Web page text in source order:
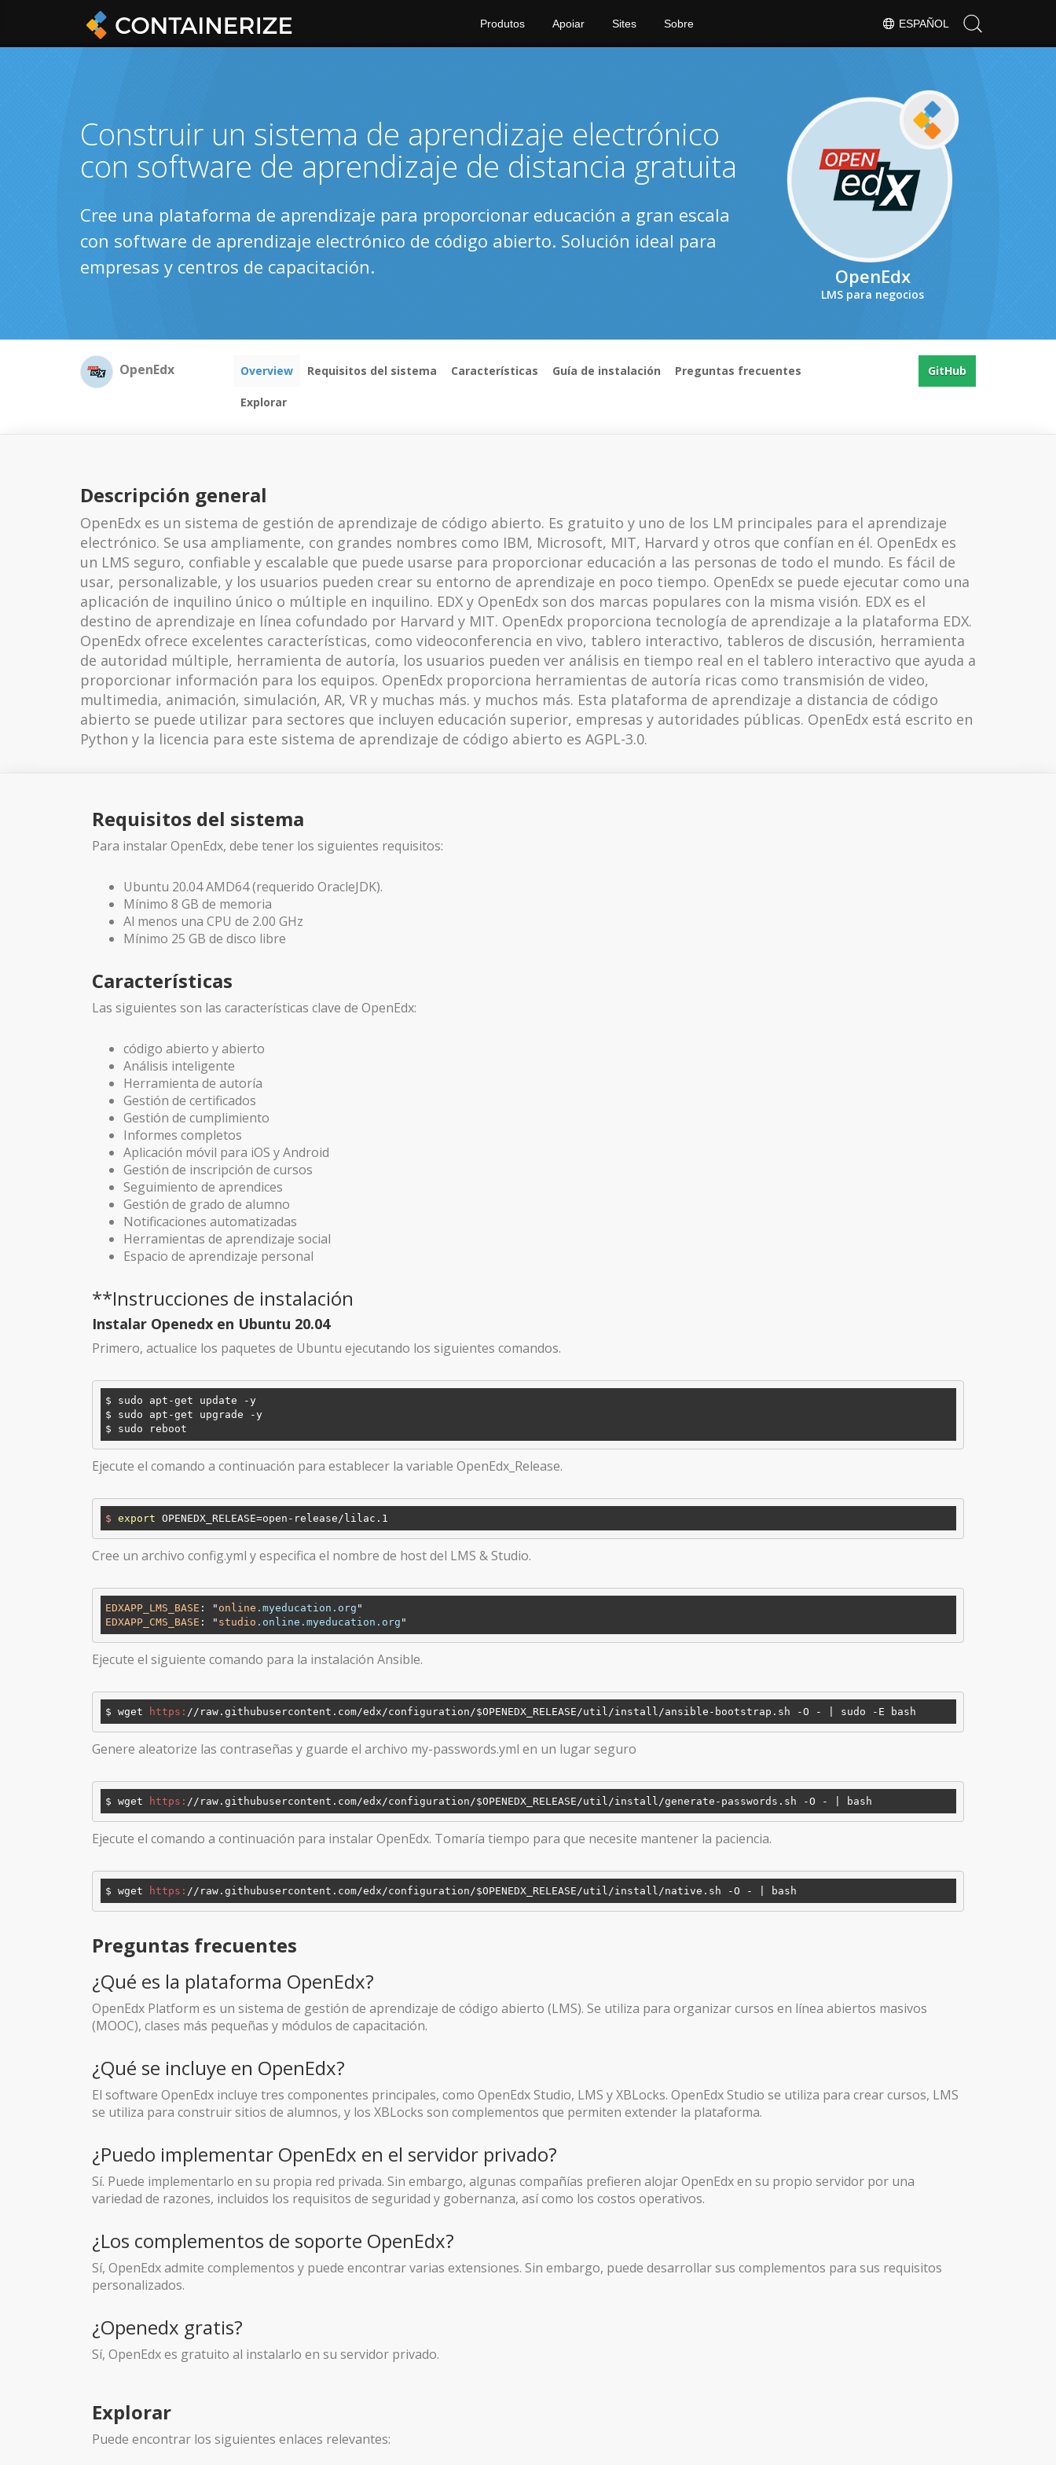
ESPAÑOL
Produtos Apoiar Sites Sobre
OpenEdx
LMS para negocios
Construir un sistema de aprendizaje electrónico
con software de aprendizaje de distancia gratuita
Cree una plataforma de aprendizaje para proporcionar educación a gran escala
con software de aprendizaje electrónico de código abierto. Solución ideal para
empresas y centros de capacitación.
OpenEdx Overview Requisitos del sistema Características Guía de instalación Preguntas frecuentes
Explorar
GitHub
Descripción general
OpenEdx es un sistema de gestión de aprendizaje de código abierto. Es gratuito y uno de los LM principales para el aprendizaje
electrónico. Se usa ampliamente, con grandes nombres como IBM, Microsoft, MIT, Harvard y otros que confían en él. OpenEdx es
un LMS seguro, confiable y escalable que puede usarse para proporcionar educación a las personas de todo el mundo. Es fácil de
usar, personalizable, y los usuarios pueden crear su entorno de aprendizaje en poco tiempo. OpenEdx se puede ejecutar como una
aplicación de inquilino único o múltiple en inquilino. EDX y OpenEdx son dos marcas populares con la misma visión. EDX es el
destino de aprendizaje en línea cofundado por Harvard y MIT. OpenEdx proporciona tecnología de aprendizaje a la plataforma EDX.
OpenEdx ofrece excelentes características, como videoconferencia en vivo, tablero interactivo, tableros de discusión, herramienta
de autoridad múltiple, herramienta de autoría, los usuarios pueden ver análisis en tiempo real en el tablero interactivo que ayuda a
proporcionar información para los equipos. OpenEdx proporciona herramientas de autoría ricas como transmisión de video,
multimedia, animación, simulación, AR, VR y muchas más. y muchos más. Esta plataforma de aprendizaje a distancia de código
abierto se puede utilizar para sectores que incluyen educación superior, empresas y autoridades públicas. OpenEdx está escrito en
Python y la licencia para este sistema de aprendizaje de código abierto es AGPL-3.0.
Requisitos del sistema
Para instalar OpenEdx, debe tener los siguientes requisitos:
Ubuntu 20.04 AMD64 (requerido OracleJDK).
Mínimo 8 GB de memoria
Al menos una CPU de 2.00 GHz
Mínimo 25 GB de disco libre
Características
Las siguientes son las características clave de OpenEdx:
código abierto y abierto
Análisis inteligente
Herramienta de autoría
Gestión de certificados
Gestión de cumplimiento
Informes completos
Aplicación móvil para iOS y Android
Gestión de inscripción de cursos
Seguimiento de aprendices
Gestión de grado de alumno
Notificaciones automatizadas
Herramientas de aprendizaje social
Espacio de aprendizaje personal
**Instrucciones de instalación
Instalar Openedx en Ubuntu 20.04
Primero, actualice los paquetes de Ubuntu ejecutando los siguientes comandos.
$ sudo apt-get update -y
$ sudo apt-get upgrade -y
Ejecute el comando a continuación para establecer la variable OpenEdx_Release.
$ export OPENEDX_RELEASE=open-release/lilac.1
Cree un archivo config.yml y especifica el nombre de host del LMS & Studio.
EDXAPP_LMS_BASE : " online .myeducation .org
EDXAPP_CMS_BASE : " studio .online .myeducation .org
Ejecute el siguiente comando para la instalación Ansible.
$ wget https: / /raw.githubusercontent.com/edx /configuration/$OPENEDX_RELEASE/util/install/ansible-bootstrap.sh -O -
Genere aleatorize las contraseñas y guarde el archivo my-passwords.yml en un lugar seguro
$ wget https: / /raw.githubusercontent.com/edx /configuration/$OPENEDX_RELEASE/util/install/generate-passwords.sh -O -
Ejecute el comando a continuación para instalar OpenEdx. Tomaría tiempo para que necesite mantener la paciencia.
$ wget https: / /raw.githubusercontent.com/edx /configuration/$OPENEDX_RELEASE/util/install/native.sh -O -
Preguntas frecuentes
¿Qué es la plataforma OpenEdx?
OpenEdx Platform es un sistema de gestión de aprendizaje de código abierto (LMS). Se utiliza para organizar cursos en línea abiertos masivos
(MOOC), clases más pequeñas y módulos de capacitación.
¿Qué se incluye en OpenEdx?
El software OpenEdx incluye tres componentes principales, como OpenEdx Studio, LMS y XBLocks. OpenEdx Studio se utiliza para crear cursos, LMS
se utiliza para construir sitios de alumnos, y los XBLocks son complementos que permiten extender la plataforma.
¿Puedo implementar OpenEdx en el servidor privado?
Sí. Puede implementarlo en su propia red privada. Sin embargo, algunas compañías prefieren alojar OpenEdx en su propio servidor por una
variedad de razones, incluidos los requisitos de seguridad y gobernanza, así como los costos operativos.
¿Los complementos de soporte OpenEdx?
Sí, OpenEdx admite complementos y puede encontrar varias extensiones. Sin embargo, puede desarrollar sus complementos para sus requisitos
personalizados.
¿Openedx gratis?
Sí, OpenEdx es gratuito al instalarlo en su servidor privado.
Explorar
Puede encontrar los siguientes enlaces relevantes: